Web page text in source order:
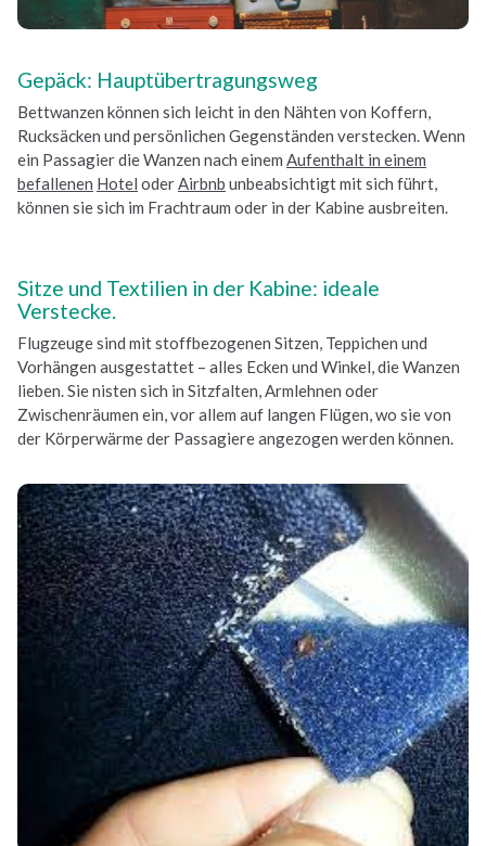
Gepäck: Hauptübertragungsweg
Bettwanzen können sich leicht in den Nähten von Koffern,
Rucksäcken und persönlichen Gegenständen verstecken. Wenn
ein Passagier die Wanzen nach einem Aufenthalt in einem
befallenen Hotel oderAirbnb unbeabsichtigt mit sich führt,
können sie sich im Frachtraum oder in der Kabine ausbreiten.
Sitze und Textilien in der Kabine: ideale
Verstecke.
Flugzeuge sind mit stoffbezogenen Sitzen, Teppichen und
Vorhängen ausgestattet – alles Ecken und Winkel, die Wanzen
lieben. Sie nisten sich in Sitzfalten, Armlehnen oder
Zwischenräumen ein, vor allem auf langen Flügen, wo sie von
der Körperwärme der Passagiere angezogen werden können.